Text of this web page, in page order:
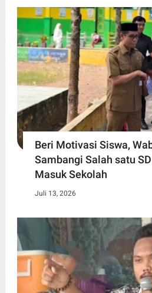
Beri Motivasi Siswa,
Sambangi Salah satu
Masuk Sekolah
Juli 13, 2026